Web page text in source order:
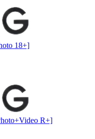
18+]
R+]